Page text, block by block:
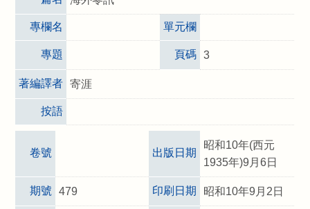
專欄名 單元欄
專題 頁碼 3
著編譯者 寄涯
按語
卷號 出版日期
昭和10年(西元
1935年)9月6日
期號 479 印刷日期 昭和10年9月2日